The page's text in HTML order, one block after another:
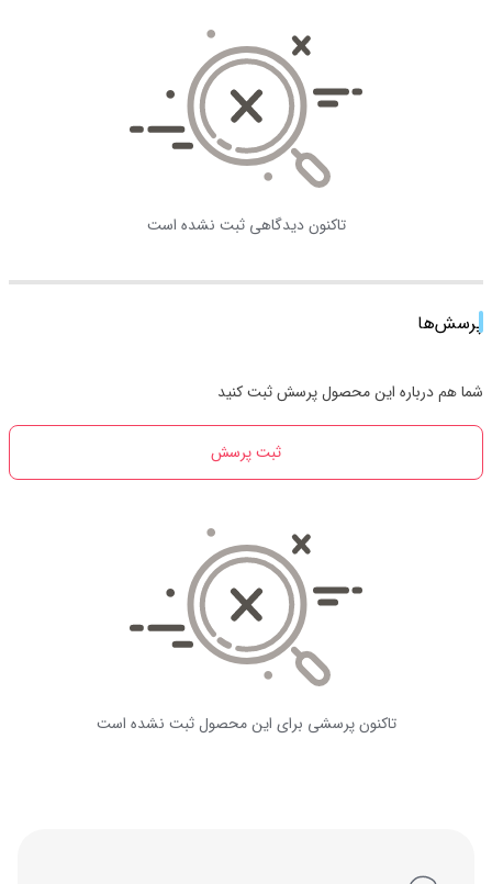
تاکنون دیدگاهی ثبت نشده است
پرسش‌ها
شما هم درباره این محصول پرسش ثبت کنید
ثبت پرسش
تاکنون پرسشی برای این محصول ثبت نشده است